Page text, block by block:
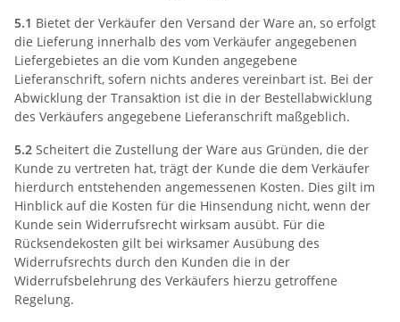
5.1 Bietet der Verkäufer den Versand der Ware an, so erfolgt
die Lieferung innerhalb des vom Verkäufer angegebenen
Liefergebietes an die vom Kunden angegebene
Lieferanschrift, sofern nichts anderes vereinbart ist. Bei der
Abwicklung der Transaktion ist die in der Bestellabwicklung
des Verkäufers angegebene Lieferanschrift maßgeblich.
5.2 Scheitert die Zustellung der Ware aus Gründen, die der
Kunde zu vertreten hat, trägt der Kunde die dem Verkäufer
hierdurch entstehenden angemessenen Kosten. Dies gilt im
Hinblick auf die Kosten für die Hinsendung nicht, wenn der
Kunde sein Widerrufsrecht wirksam ausübt. Für die
Rücksendekosten gilt bei wirksamer Ausübung des
Widerrufsrechts durch den Kunden die in der
Widerrufsbelehrung des Verkäufers hierzu getroffene
Regelung.